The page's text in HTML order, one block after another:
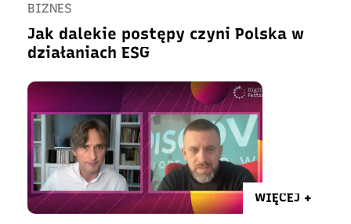
BIZNES
Jak dalekie postępy czyni Polska w
działaniach ESG
WIĘCEJ +